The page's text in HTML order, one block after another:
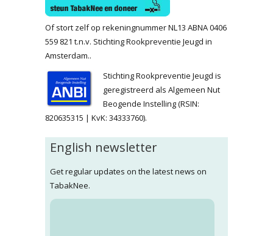
Of stort zelf op rekeningnummer NL13 ABNA 0406
559 821 t.n.v. Stichting Rookpreventie Jeugd in
Amsterdam..
Stichting Rookpreventie Jeugd is
geregistreerd als Algemeen Nut
Beogende Instelling (RSIN:
820635315 | KvK: 34333760).
English newsletter
Get regular updates on the latest news on
TabakNee.